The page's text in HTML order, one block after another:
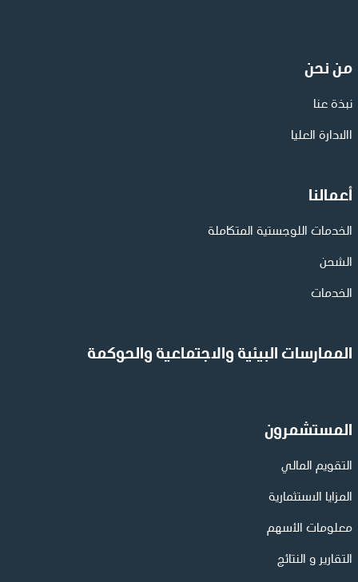
من نحن
نبذة عنا
االادارة العليا
أعمالنا
الخدمات اللوجستية المتكاملة
الشحن
الخدمات
الممارسات البيئية والاجتماعية والحوكمة
المستشمرون
التقويم المالي
المزايا الاستثمارية
معلومات الأسهم
التقارير و النتائج